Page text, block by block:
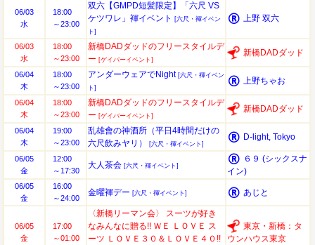
06/03
水
18:00
～23:00
双六【GMPD短髪限定】「六尺 VS
ケツワレ」褌イベント
[六尺・褌イベン
ト]
上野 双六
06/03
水
18:00
～23:00
新橋DADダッドのフリースタイルデ
ー [ゲイバーイベント]
新橋DADダッド
06/04
木
18:00
～23:00
アンダーウェアでNight [六尺・褌イベン
ト]
上野ちゃお
06/04
木
18:00
～23:00
新橋DADダッドのフリースタイルデ
ー [ゲイバーイベント]
新橋DADダッド
06/04
木
19:00
～23:00
乱雄會の神酒所（平日4時間だけの
六尺飲みヤリ）
[六尺・褌イベント]
D-light, Tokyo
06/05
金
12:00
～17:30
大人茶会 [六尺・褌イベント]
６９ (シックスナ
イン)
06/05
金
16:00
～24:00
金曜褌デー [六尺・褌イベント] あじと
06/05
金
17:00
～01:00
〈新橋リーマン会〉 スーツが好き
なみんなに贈る!! ＷＥ ＬＯＶＥ ス
ーツ ＬＯＶＥ３０＆ＬＯＶＥ４０!!
東京・新橋：タ
ウンハウス東京